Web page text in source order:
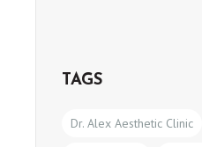
TAGS
Dr. Alex Aesthetic Clinic